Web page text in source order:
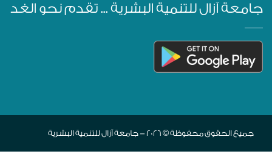
جامعة آزال للتنمية البشرية ... تقدم نحو الغد
جميع الحقوق محفوظة © 2026 - جامعة آزال للتنمية البشرية